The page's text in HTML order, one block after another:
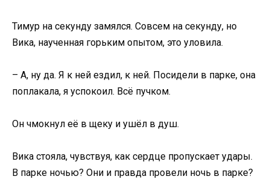
Тимур на секунду замялся. Совсем на секунду, но
Вика, наученная горьким опытом, это уловила.
– А, ну да. Я к ней ездил, к ней. Посидели в парке, она
поплакала, я успокоил. Всё пучком.
Он чмокнул её в щеку и ушёл в душ.
Вика стояла, чувствуя, как сердце пропускает удары.
В парке ночью? Они и правда провели ночь в парке?